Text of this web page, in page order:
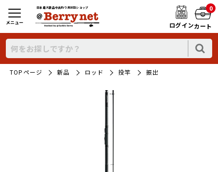
日本最大新品中古釣り具WEBショップ
ログイン
0
カート
メニュー
TOPページ 新品 ロッド 投竿 振出